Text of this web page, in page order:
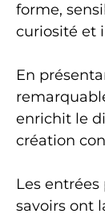
forme,
curiosité et
En
enrichit le
création
Les
savoirs ont